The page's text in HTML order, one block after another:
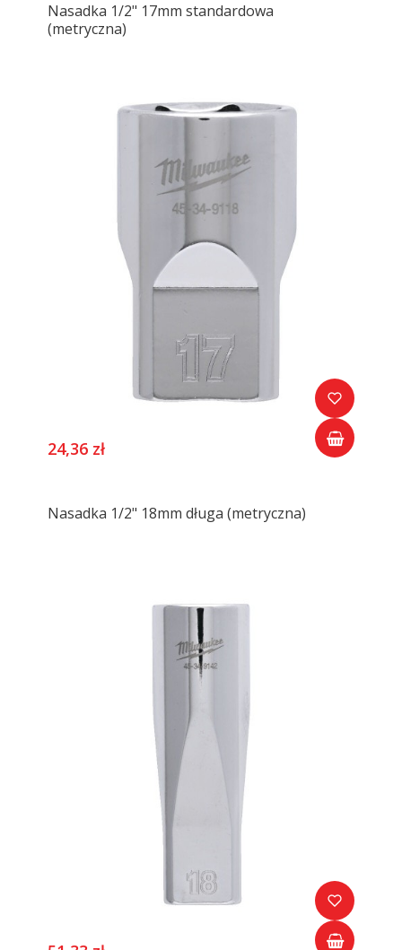
Nasadka 1/2" 17mm standardowa
(metryczna)
24,36 zł
Nasadka 1/2" 18mm długa (metryczna)